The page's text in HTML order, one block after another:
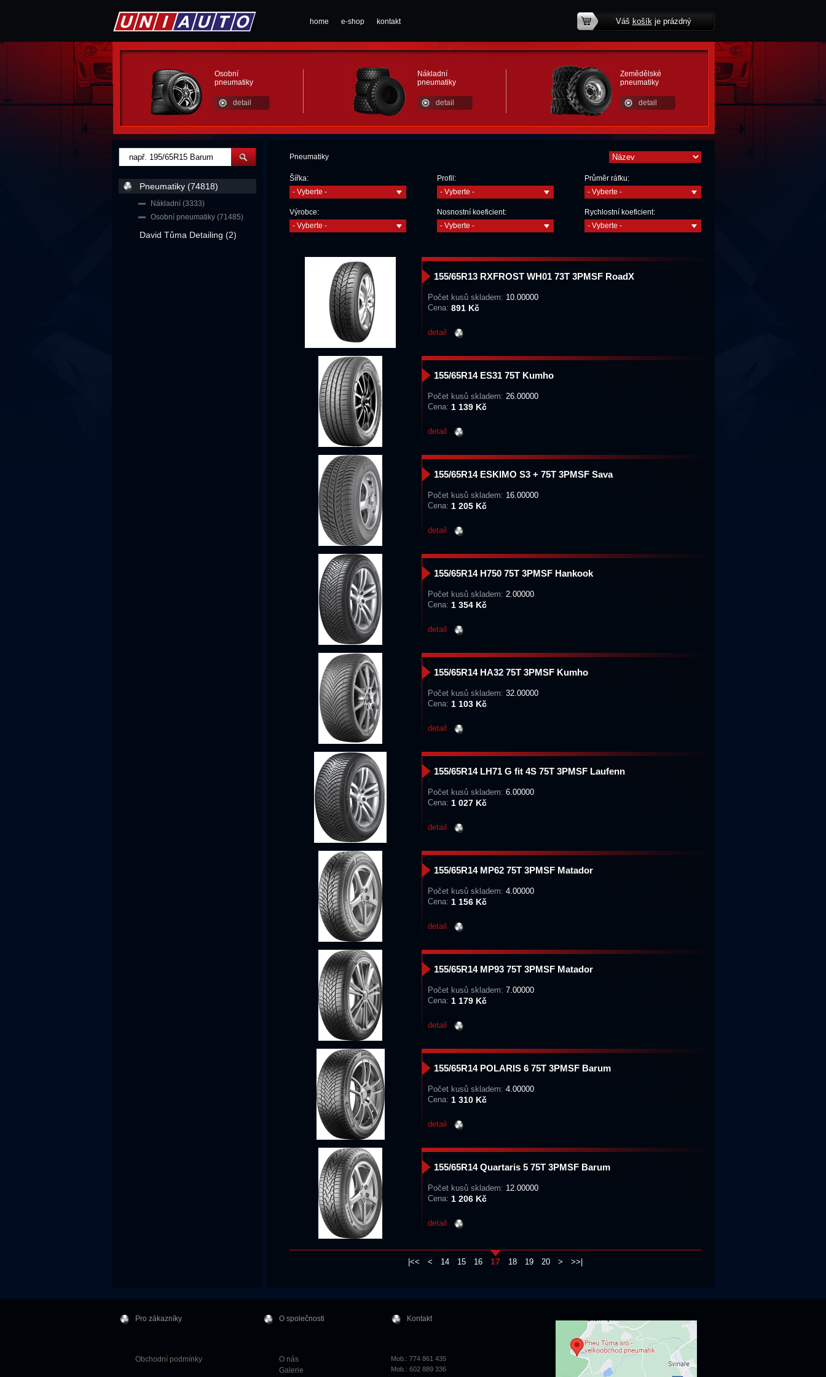
home e-shop kontakt Váš košíkje prázdný
Osobní
pneumatiky
detail
Nákladní
pneumatiky
detail
Zemědělské
pneumatiky
detail
Pneumatiky
Šířka:
- Vyberte -
Profil:
- Vyberte -
Průměr ráfku:
- Vyberte -
Výrobce:
- Vyberte -
Nosnostní koeficient:
- Vyberte -
Rychlostní koeficient:
- Vyberte -
155/65R13 RXFROST WH01 73T 3PMSF RoadX
Počet kusů skladem: 10.00000
Cena: 891 Kč
detail
155/65R14 ES31 75T Kumho
Počet kusů skladem: 26.00000
Cena: 1 139 Kč
detail
155/65R14 ESKIMO S3 + 75T 3PMSF Sava
Počet kusů skladem: 16.00000
Cena: 1 205 Kč
detail
155/65R14 H750 75T 3PMSF Hankook
Počet kusů skladem: 2.00000
Cena: 1 354 Kč
detail
155/65R14 HA32 75T 3PMSF Kumho
Počet kusů skladem: 32.00000
Cena: 1 103 Kč
detail
155/65R14 LH71 G fit 4S 75T 3PMSF Laufenn
Počet kusů skladem: 6.00000
Cena: 1 027 Kč
detail
155/65R14 MP62 75T 3PMSF Matador
Počet kusů skladem: 4.00000
Cena: 1 156 Kč
detail
155/65R14 MP93 75T 3PMSF Matador
Počet kusů skladem: 7.00000
Cena: 1 179 Kč
detail
155/65R14 POLARIS 6 75T 3PMSF Barum
Počet kusů skladem: 4.00000
Cena: 1 310 Kč
detail
155/65R14 Quartaris 5 75T 3PMSF Barum
Počet kusů skladem: 12.00000
Cena: 1 206 Kč
detail
|<< < 14 15 16 17 18 19 20 > >>|
Pneumatiky (74818)
Nákladní (3333)
Osobní pneumatiky (71485)
David Tůma Detailing (2)
Pro zákazníky
Obchodní podmínky
O společnosti
O nás
Galerie
Kontakt
Mob.: 774 861 435
Mob.: 602 889 336